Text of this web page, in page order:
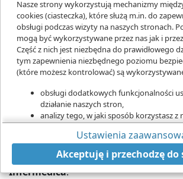
Infermedica pozyskała finansowanie w kwocie
System AI do wstępnej oceny
startupu Intermedica osiągnął
międzynarodowy sukces. Jak to się
pytamy Piotra Orzechowskiego,
Infermedica.
Nasze strony wykorzystują mechanizmy
cookies (ciasteczka), które służą m.in. do
obsługi podczas wizyty na naszych stronach.
mogą być wykorzystywane przez nas jak i
Część z nich jest niezbędna do prawidłowego
tym zapewnienia niezbędnego poziomu
(które możesz kontrolować) są
obsługi dodatkowych funkcjonalności
działanie naszych stron,
analizy tego, w jaki sposób korzystasz z
marketingu bezpośredniego,
udostępniania funkcji mediów
Kliknij „Akceptuję i przechodzę do strony”,
na przetwarzanie przez nas i naszych
danych w powyższych celach.
Ustawienia
Akceptuję i przechodzę do